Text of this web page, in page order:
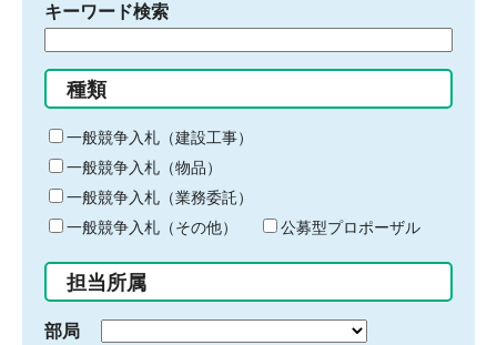
キーワード検索
る
キ
ー
ワ
ー
ド
入
力
種類
一般競争入札（建設工事）
一般競争入札（物品）
一般競争入札（業務委託）
一般競争入札（その他）
公募型プロポーザル
担当所属
部局